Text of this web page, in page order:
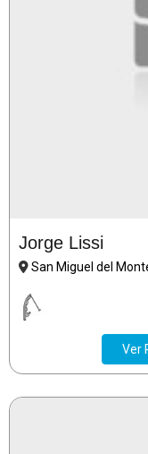
Jorge Lissi
San Miguel del
Ver